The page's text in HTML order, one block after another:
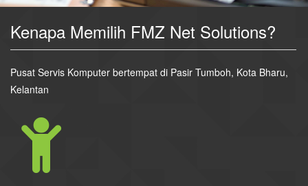
Kenapa Memilih FMZ Net Solutions?
Pusat Servis Komputer bertempat di Pasir Tumboh, Kota Bharu,
Kelantan